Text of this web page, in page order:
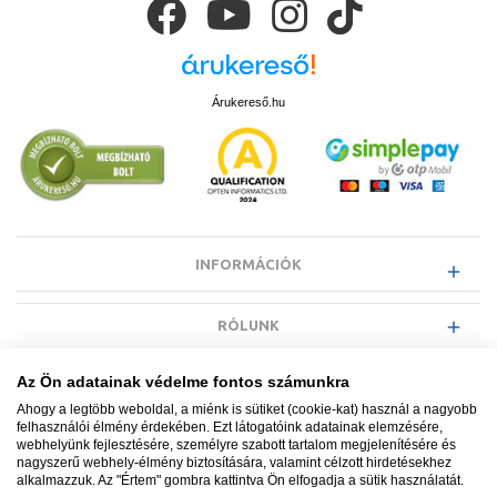
Árukereső.hu
INFORMÁCIÓK
RÓLUNK
EGYÉB INFORMÁCIÓK
VÁSÁRLÓI INFORMÁCIÓK
Az Ön adatainak védelme fontos számunkra
Ahogy a legtöbb weboldal, a miénk is sütiket (cookie-kat) használ a nagyobb
felhasználói élmény érdekében. Ezt látogatóink adatainak elemzésére,
webhelyünk fejlesztésére, személyre szabott tartalom megjelenítésére és
nagyszerű webhely-élmény biztosítására, valamint célzott hirdetésekhez
alkalmazzuk. Az "Értem" gombra kattintva Ön elfogadja a sütik használatát.